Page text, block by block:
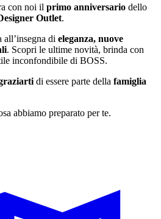
con noi il primo anniversario dello
Outlet.
all’insegna di eleganza, nuove
. Scopri le ultime novità, brinda con
inconfondibile di BOSS.
di essere parte della famiglia
abbiamo preparato per te.